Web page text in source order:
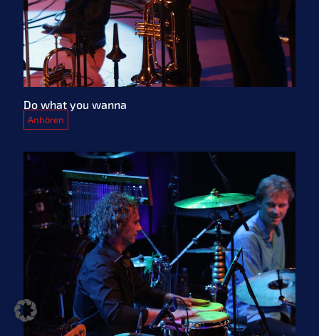
Do what you wanna
Anhören